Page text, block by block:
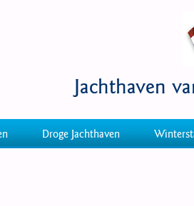
Jachthaven
Droge Jachthaven